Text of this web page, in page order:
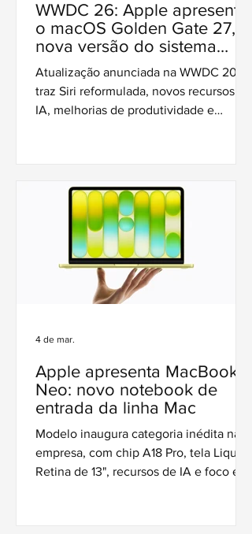
WWDC 26: Apple apresenta
o macOS Golden Gate 27,
nova versão do sistema
para Mac com foco em
desempenho e inteligência
artificial
Atualização anunciada na WWDC 2026
traz Siri reformulada, novos recursos de
IA, melhorias de produtividade e
Apple apresenta MacBook
Neo: novo notebook de
entrada da linha Mac
Modelo inaugura categoria inédita na
empresa, com chip A18 Pro, tela Liquid
Retina de 13", recursos de IA e foco em
4 de mar.